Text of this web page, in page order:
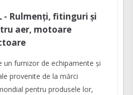
- Rulmenți, fitinguri și
aer, motoare
un furnizor de echipamente și
provenite de la mărci
pentru produsele lor,